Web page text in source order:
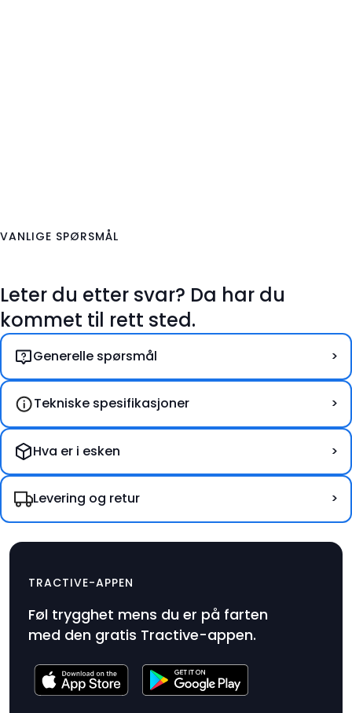
VANLIGE SPØRSMÅL
Leter du etter svar? Da har du
kommet til rett sted.
Generelle spørsmål
Tekniske spesifikasjoner
Hva er i esken
Levering og retur
$79
Produktpris
TRACTIVE-APPEN
Føl trygghet mens du er på farten
med den gratis Tractive-appen.